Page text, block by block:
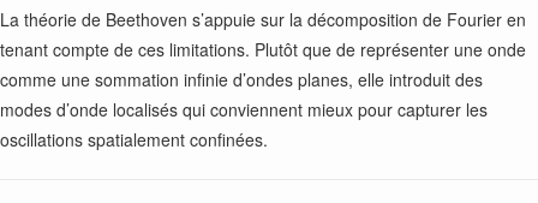
La théorie de Beethoven s’appuie sur la décomposition de Fourier en
tenant compte de ces limitations. Plutôt que de représenter une onde
comme une sommation infinie d’ondes planes, elle introduit des
modes d’onde localisés qui conviennent mieux pour capturer les
oscillations spatialement confinées.